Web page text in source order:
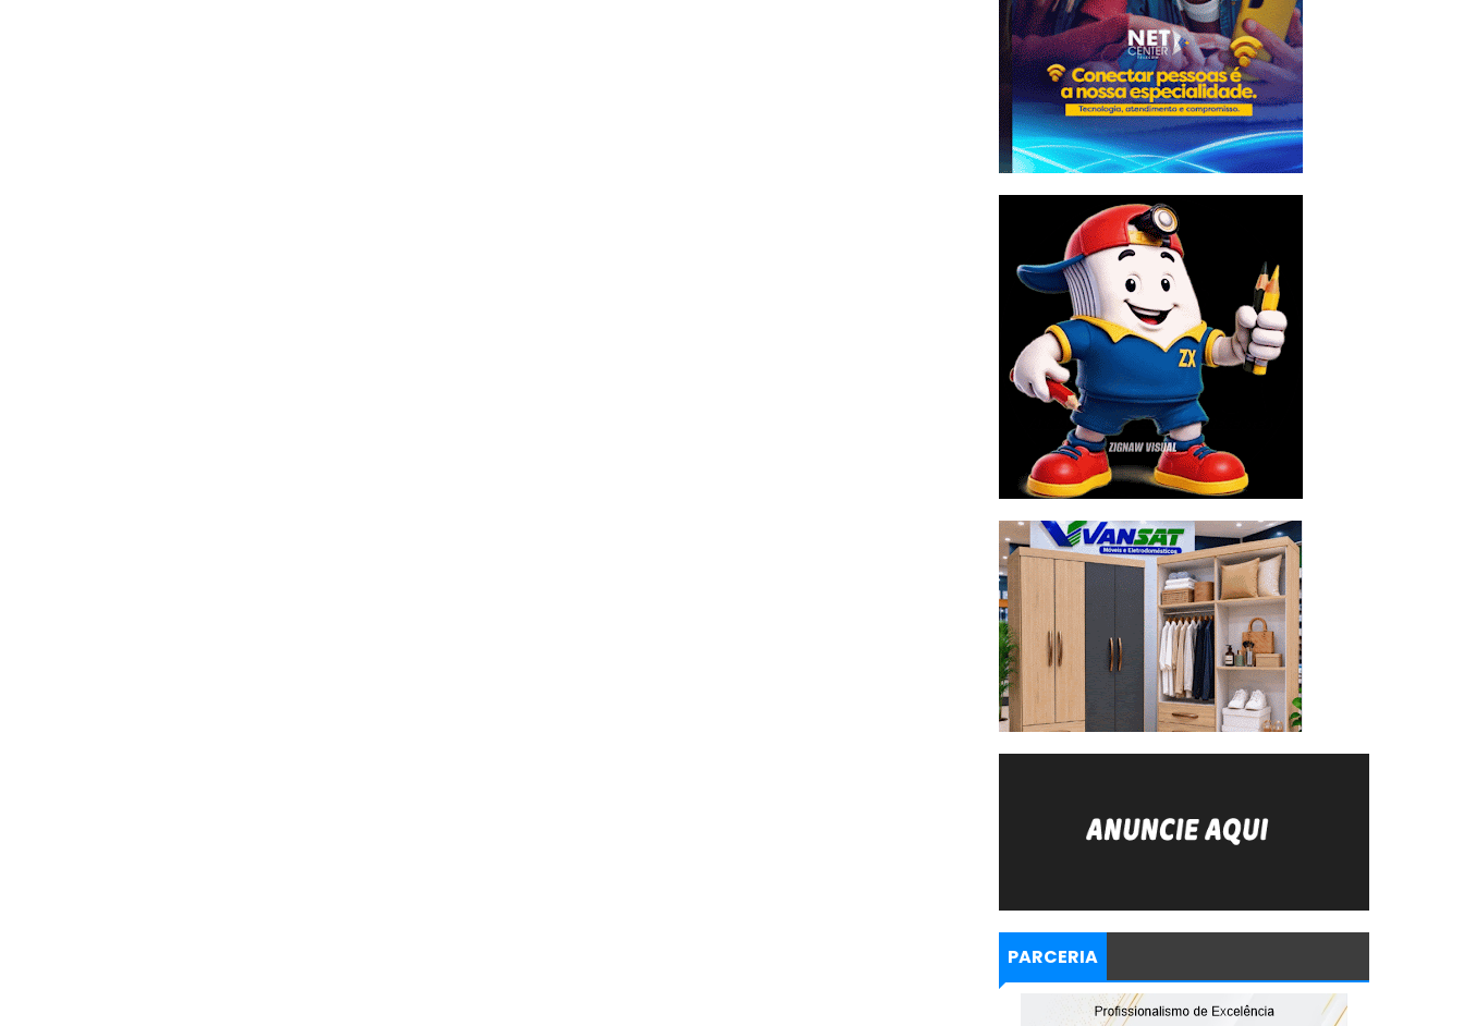
PARCERIA